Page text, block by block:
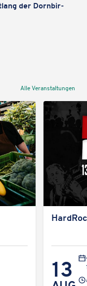
der Dorn­bir­
Alle Veran­stal­tun­gen
13